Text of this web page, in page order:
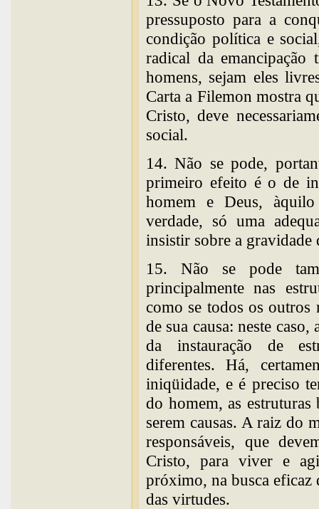
pressuposto para a
condição política e
radical da
homens, sejam eles
Carta a Filemon mostra
Cristo, deve
social.
14. Não se pode,
primeiro efeito é o de
homem e Deus,
verdade, só uma
insistir sobre a gravidade
15. Não se pode
principalmente nas
como se todos os outros
de sua causa: neste
da instauração de
diferentes. Há,
iniqüidade, e é preciso
do homem, as estruturas
serem causas. A raiz do
responsáveis, que
Cristo, para viver e
próximo, na busca
das virtudes.